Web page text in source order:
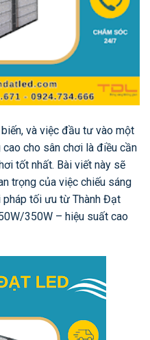
và việc đầu tư vào một
cho sân chơi là điều cần
tốt nhất. Bài viết này sẽ
trọng của việc chiếu sáng
tối ưu từ Thành Đạt
350W – hiệu suất cao